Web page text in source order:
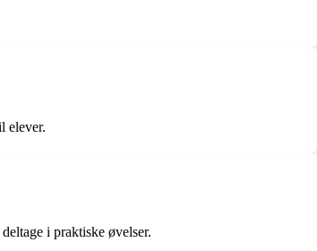
elever.
i praktiske øvelser.